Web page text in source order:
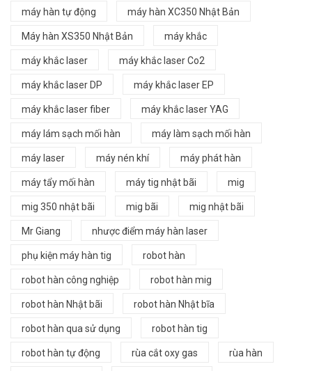
máy hàn tự động máy hàn XC350 Nhật Bản
Máy hàn XS350 Nhật Bản máy khắc
máy khắc laser máy khắc laser Co2
máy khắc laser DP máy khắc laser EP
máy khắc laser fiber máy khắc laser YAG
máy lám sạch mối hàn máy làm sạch mối hàn
máy laser máy nén khí máy phát hàn
máy tẩy mối hàn máy tig nhật bãi mig
mig 350 nhật bãi mig bãi mig nhật bãi
Mr Giang nhược điểm máy hàn laser
phụ kiện máy hàn tig robot hàn
robot hàn công nghiệp robot hàn mig
robot hàn Nhật bãi robot hàn Nhật bĩa
robot hàn qua sử dụng robot hàn tig
robot hàn tự động rùa cắt oxy gas rùa hàn